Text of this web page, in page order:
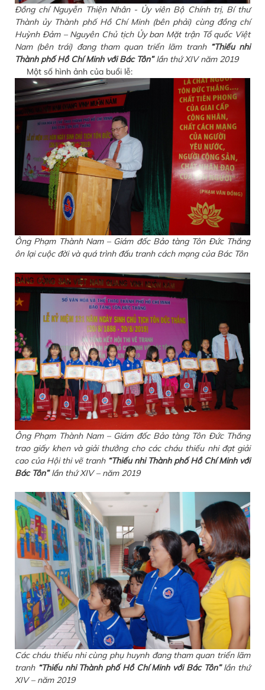
Đồng chí Nguyễn Thiện Nhân - Ủy viên Bộ Chính trị, Bí thư
Thành ủy Thành phố Hồ Chí Minh (bên phải) cùng đồng chí
Huỳnh Đảm – Nguyên Chủ tịch Ủy ban Mặt trận Tổ quốc Việt
Nam (bên trái) đang tham quan triển lãm tranh “Thiếu nhi
Thành phố Hồ Chí Minh với Bác Tôn”lần thứ XIV năm 2019
Một số hình ảnh của buổi lễ:
Ông Phạm Thành Nam – Giám đốc Bảo tàng Tôn Đức Thắng
ôn lại cuộc đời và quá trình đấu tranh cách mạng của Bác Tôn
Ông Phạm Thành Nam – Giám đốc Bảo tàng Tôn Đức Thắng
trao giấy khen và giải thưởng cho các cháu thiếu nhi đạt giải
cao của Hội thi vẽ tranh “Thiếu nhi Thành phố Hồ Chí Minh với
Bác Tôn”lần thứ XIV – năm 2019
Các cháu thiếu nhi cùng phụ huynh đang tham quan triển lãm
tranh “Thiếu nhi Thành phố Hồ Chí Minh với Bác Tôn”lần thứ
XIV – năm 2019